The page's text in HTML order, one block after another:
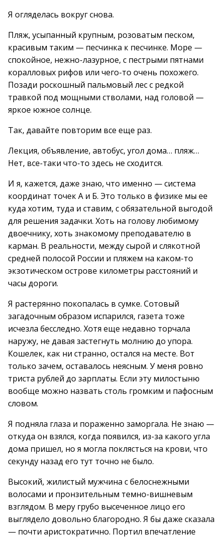
Я огляделась вокруг снова.
Пляж, усыпанный крупным, розоватым песком,
красивым таким — песчинка к песчинке. Море —
спокойное, нежно-лазурное, с пестрыми пятнами
коралловых рифов или чего-то очень похожего.
Позади роскошный пальмовый лес с редкой
травкой под мощными стволами, над головой —
яркое южное солнце.
Так, давайте повторим все еще раз.
Лекция, объявление, автобус, угол дома… пляж…
Нет, все-таки что-то здесь не сходится.
И я, кажется, даже знаю, что именно — система
координат точек А и Б. Это только в физике мы ее
куда хотим, туда и ставим, с обязательной выгодой
для решения задачки. Хоть на голову любимому
двоечнику, хоть знакомому преподавателю в
карман. В реальности, между сырой и слякотной
средней полосой России и пляжем на каком-то
экзотическом острове километры расстояний и
часы дороги.
Я растерянно покопалась в сумке. Сотовый
загадочным образом испарился, газета тоже
исчезла бесследно. Хотя еще недавно торчала
наружу, не давая застегнуть молнию до упора.
Кошелек, как ни странно, остался на месте. Вот
только зачем, оставалось неясным. У меня ровно
триста рублей до зарплаты. Если эту милостыню
вообще можно назвать столь громким и пафосным
словом.
Я подняла глаза и пораженно заморгала. Не знаю —
откуда он взялся, когда появился, из-за какого угла
дома пришел, но я могла поклясться на крови, что
секунду назад его тут точно не было.
Высокий, жилистый мужчина с белоснежными
волосами и пронзительным темно-вишневым
взглядом. В меру грубо высеченное лицо его
выглядело довольно благородно. Я бы даже сказала
— почти аристократично. Портил впечатление